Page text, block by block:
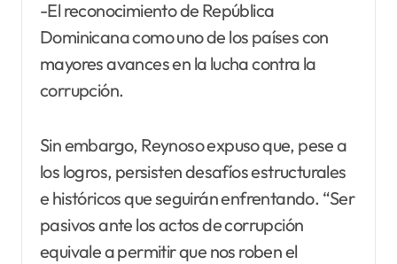
-El reconocimiento de República
Dominicana como uno de los países con
mayores avances en la lucha contra la
corrupción.
Sin embargo, Reynoso expuso que, pese a
los logros, persisten desafíos estructurales
e históricos que seguirán enfrentando. “Ser
pasivos ante los actos de corrupción
equivale a permitir que nos roben el